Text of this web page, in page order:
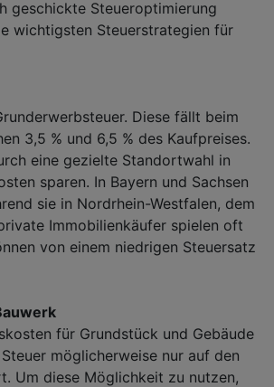
geschickte Steueroptimierung
wichtigsten Steuerstrategien für
Diese fällt beim
3,5 % und 6,5 % des Kaufpreises.
eine gezielte Standortwahl in
sparen. In Bayern und Sachsen
sie in Nordrhein-Westfalen, dem
Immobilienkäufer spielen oft
von einem niedrigen Steuersatz
für Grundstück und Gebäude
möglicherweise nur auf den
Um diese Möglichkeit zu nutzen,